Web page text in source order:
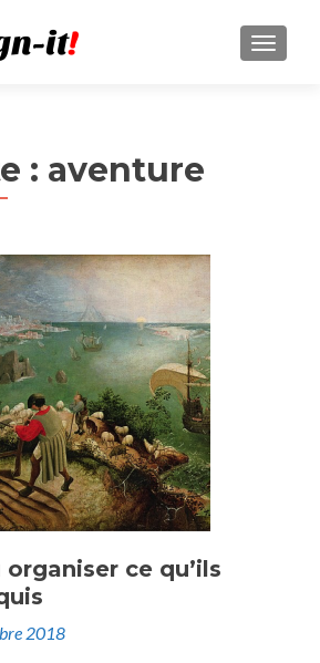
MENU
: aventure
ce qu’ils
2018